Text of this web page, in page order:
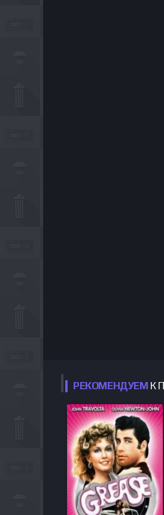
РЕКОМЕНДУЕМ К